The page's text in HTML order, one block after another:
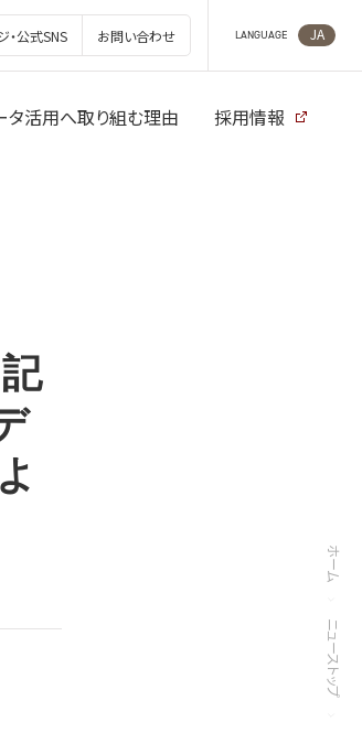
・公式SNS お問い合わせ LANGUAGE JA
タ活用へ取り組む理由 採用情報
ホーム
ニューストップ